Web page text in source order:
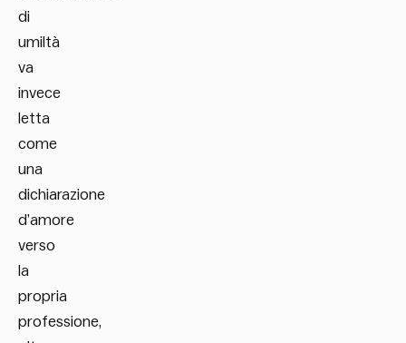
di
umiltà
va
invece
letta
come
una
dichiarazione
d’amore
verso
la
propria
professione,